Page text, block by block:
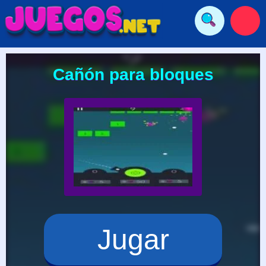
Cañón para bloques
Jugar